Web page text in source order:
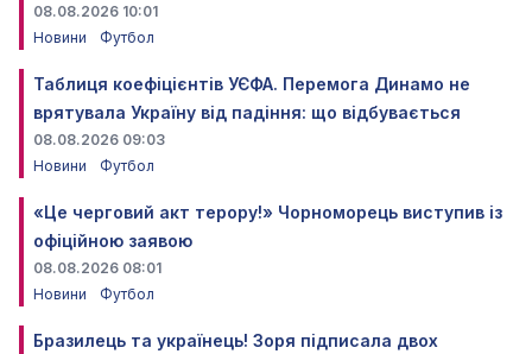
08.08.2026 10:01
Новини
Футбол
Таблиця коефіцієнтів УЄФА. Перемога Динамо не
врятувала Україну від падіння: що відбувається
08.08.2026 09:03
Новини
Футбол
«Це черговий акт терору!» Чорноморець виступив із
офіційною заявою
08.08.2026 08:01
Новини
Футбол
Бразилець та українець! Зоря підписала двох